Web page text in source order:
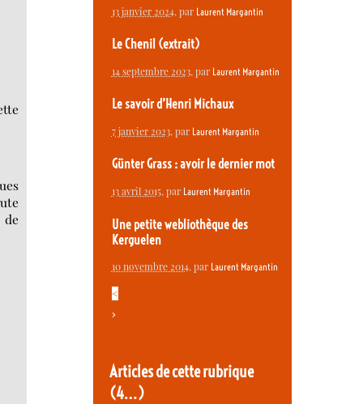
13 janvier 2024, par Laurent Margantin
Le Chenil (extrait)
14 septembre 2023, par Laurent Margantin
Le savoir d’Henri Michaux
7 janvier 2023, par Laurent Margantin
Günter Grass : avoir le dernier mot
13 avril 2015, par Laurent Margantin
Une petite webliothèque des
Kerguelen
10 novembre 2014, par Laurent Margantin
<
>
Articles de cette rubrique
(4…)